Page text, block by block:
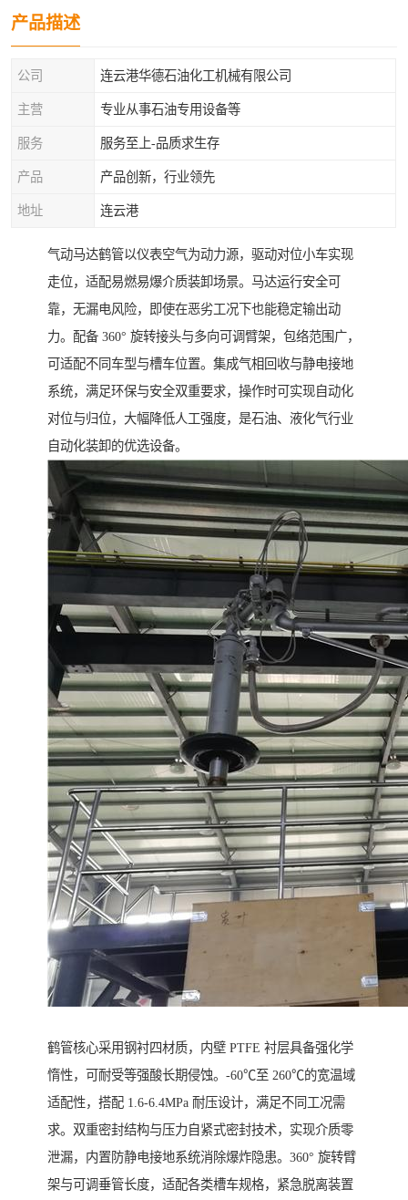
产品描述
公司 连云港华德石油化工机械有限公司
主营 专业从事石油专用设备等
服务 服务至上-品质求生存
产品 产品创新，行业领先
地址 连云港
气动马达鹤管以仪表空气为动力源，驱动对位小车实现
走位，适配易燃易爆介质装卸场景。马达运行安全可
靠，无漏电风险，即使在恶劣工况下也能稳定输出动
力。配备 360° 旋转接头与多向可调臂架，包络范围广，
可适配不同车型与槽车位置。集成气相回收与静电接地
系统，满足环保与安全双重要求，操作时可实现自动化
对位与归位，大幅降低人工强度，是石油、液化气行业
自动化装卸的优选设备。
鹤管核心采用钢衬四材质，内壁 PTFE 衬层具备强化学
惰性，可耐受等强酸长期侵蚀。-60℃至 260℃的宽温域
适配性，搭配 1.6-6.4MPa 耐压设计，满足不同工况需
求。双重密封结构与压力自紧式密封技术，实现介质零
泄漏，内置防静电接地系统消除爆炸隐患。360° 旋转臂
架与可调垂管长度，适配各类槽车规格，紧急脱离装置